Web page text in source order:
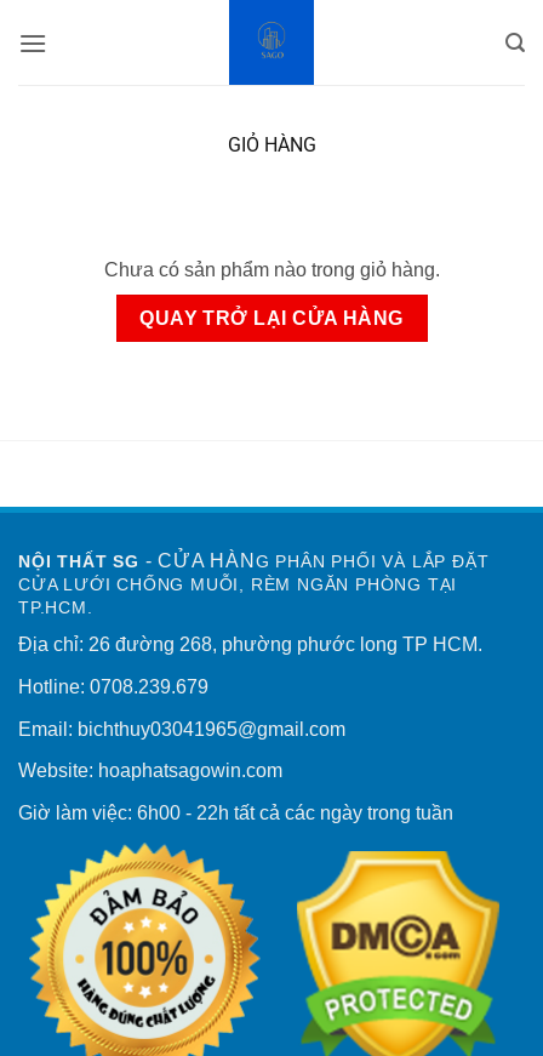
qua
GIỎ HÀNG
Chưa có sản phẩm nào trong giỏ hàng.
QUAY TRỞ LẠI CỬA HÀNG
NỘI THẤT SG - CỬA HÀN G PHÂN PHỐI VÀ LẮP ĐẶT
CỬA LƯỚI CHỐNG MUỖI, RÈM NGĂN PHÒNG TẠI
TP.HCM.
Địa chỉ: 26 đường 268, phường phước long TP HCM.
Hotline: 0708.239.679
Email: bichthuy03041965@gmail.com
Website: hoaphatsagowin.com
Giờ làm việc: 6h00 - 22h tất cả các ngày trong tuần